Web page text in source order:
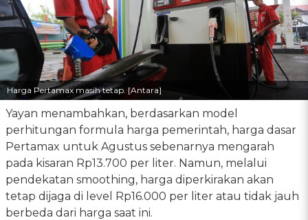
Harga Pertamax masih tetap. [Antara]
Yayan menambahkan, berdasarkan model
perhitungan formula harga pemerintah, harga dasar
Pertamax untuk Agustus sebenarnya mengarah
pada kisaran Rp13.700 per liter. Namun, melalui
pendekatan smoothing, harga diperkirakan akan
tetap dijaga di level Rp16.000 per liter atau tidak jauh
berbeda dari harga saat ini.